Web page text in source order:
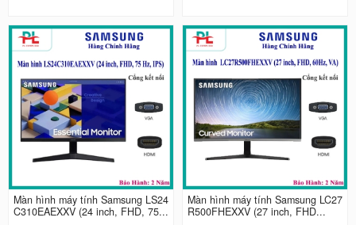
Màn hình máy tính Samsung LS24
C310EAEXXV (24 inch, FHD, 75...
Màn hình máy tính Samsung LC27
R500FHEXXV (27 inch, FHD...